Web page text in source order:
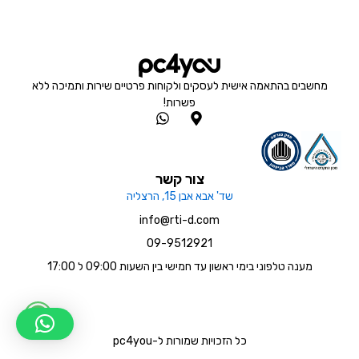
W
h
מחשבים בהתאמה אישית לעסקים ולקוחות פרטיים שירות ותמיכה ללא
פשרות!
M
m
a
r
k
r
-
a
W
s
a
p
p
צור קשר
שד' אבא אבן 15, הרצליה
info@rti-d.com
09-9512921
מענה טלפוני בימי ראשון עד חמישי בין השעות 09:00 ל 17:00
כל הזכויות שמורות ל-pc4you